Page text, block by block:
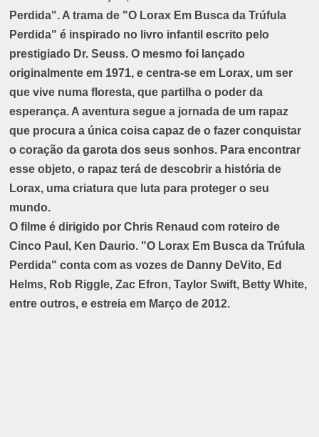
Perdida". A trama de "O Lorax Em Busca da Trúfula
Perdida" é inspirado no livro infantil escrito pelo
prestigiado Dr. Seuss. O mesmo foi lançado
originalmente em 1971, e centra-se em Lorax, um ser
que vive numa floresta, que partilha o poder da
esperança. A aventura segue a jornada de um rapaz
que procura a única coisa capaz de o fazer conquistar
o coração da garota dos seus sonhos. Para encontrar
esse objeto, o rapaz terá de descobrir a história de
Lorax, uma criatura que luta para proteger o seu
mundo.
O filme é dirigido por Chris Renaud com roteiro de
Cinco Paul, Ken Daurio. "O Lorax Em Busca da Trúfula
Perdida" conta com as vozes de Danny DeVito, Ed
Helms, Rob Riggle, Zac Efron, Taylor Swift, Betty White,
entre outros, e estreia em Março de 2012.